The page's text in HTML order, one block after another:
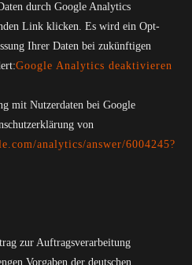
durch Google Analytics
Link klicken. Es wird ein Opt-
Ihrer Daten bei zukünftigen
Google Analytics deaktivieren
mit Nutzerdaten bei Google
von
analytics/answer/6004245?
zur Auftragsverarbeitung
Vorgaben der deutschen